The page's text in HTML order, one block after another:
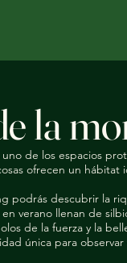
la
de los espacios
ofrecen un
podrás descubrir la
verano llenan de
de la fuerza y la
única para